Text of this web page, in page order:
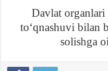
Davlat organlari
toʻqnashuvi bilan
solishga